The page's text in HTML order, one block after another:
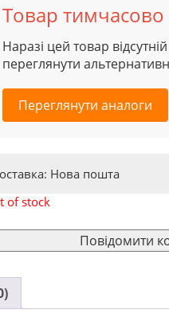
Товар тимчасово
Наразі цей товар
переглянути
Переглянути аналоги
Нова пошта
of stock
Повідомити